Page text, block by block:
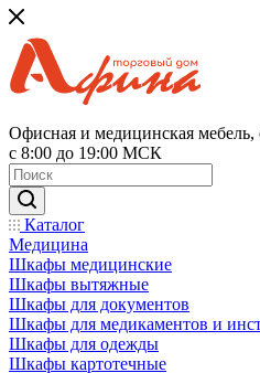
Офисная и медицинская мебель,
с 8:00 до 19:00 МСК
Каталог
Медицина
Шкафы медицинские
Шкафы вытяжные
Шкафы для документов
Шкафы для медикаментов и
Шкафы для одежды
Шкафы картотечные